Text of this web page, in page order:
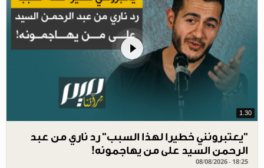
1.30
"يعتبرونني خطيرا لهذا السبب" رد ناري من عبد
الرحمن السيد على من يهاجمونه!
08/08/2026 - 18:25